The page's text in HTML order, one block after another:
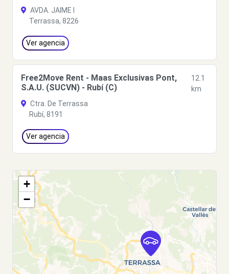
AVDA. JAIME I
Terrassa, 8226
Ver agencia
Free2Move Rent - Maas Exclusivas Pont,
S.A.U. (SUCVN) - Rubí (C)
12.1
km
Ctra. De Terrassa
Rubí, 8191
Ver agencia
+
−